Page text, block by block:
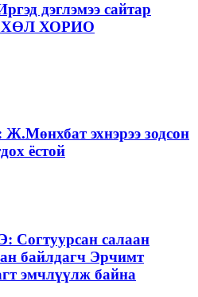
дэглэмээ сайтар
ХӨЛ ХОРИО
эхнэрээ зодсон
ёстой
салаан
байлдагч Эрчимт
эмчлүүлж байна